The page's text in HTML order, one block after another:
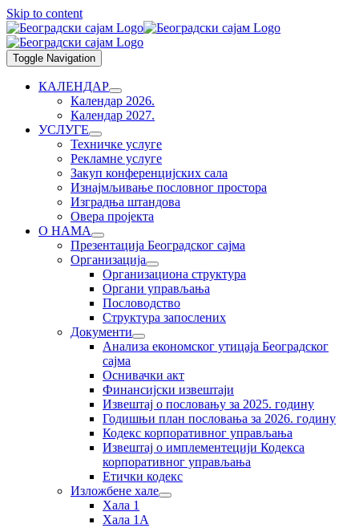
Skip to content
Toggle Navigation
КАЛЕНДАР
Календар 2026.
Календар 2027.
УСЛУГЕ
Техничке услуге
Рекламне услуге
Закуп конференцијских сала
Изнајмљивање пословног простора
Изградња штандова
Овера пројекта
О НАМА
Презентација Београдског сајма
Организација
Организациона структура
Органи управљања
Пословодство
Структура запослених
Документи
Анализа економског утицаја Београдског
сајма
Оснивачки акт
Финансијски извештаји
Извештај о пословању за 2025. годину
Годишњи план пословања за 2026. годину
Кодекс корпоративног управљања
Извештај о имплементецији Кодекса
корпоративног управљања
Етички кодекс
Изложбене хале
Хала 1
Хала 1А